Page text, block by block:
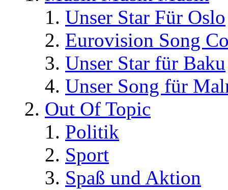
Unser Star Für Oslo
Eurovision Song
Unser Star für Baku
Unser Song für
Out Of Topic
Politik
Sport
Spaß und Aktion